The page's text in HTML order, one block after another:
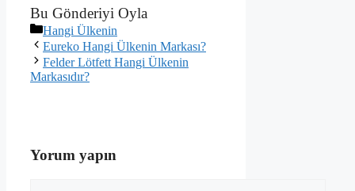
Bu Gönderiyi Oyla
Kategoriler
Hangi Ülkenin
Eureko Hangi Ülkenin Markası?
Felder Lötfett Hangi Ülkenin
Markasıdır?
Yorum yapın